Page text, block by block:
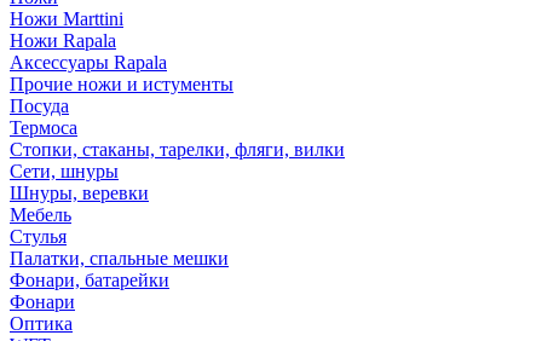
Ножи Marttini
Ножи Rapala
Аксессуары Rapala
Прочие ножи и истументы
Посуда
Термоса
Стопки, стаканы, тарелки, фляги, вилки
Сети, шнуры
Шнуры, веревки
Мебель
Стулья
Палатки, спальные мешки
Фонари, батарейки
Фонари
Оптика